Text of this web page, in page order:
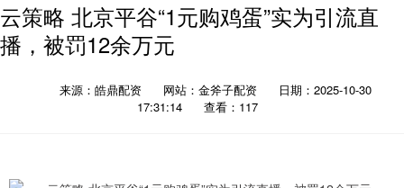
云策略 北京平谷“1元购鸡蛋”实为引流直
播，被罚12余万元
来源：皓鼎配资 网站：金斧子配资
日期：2025-10-30
17:31:14
查看：117